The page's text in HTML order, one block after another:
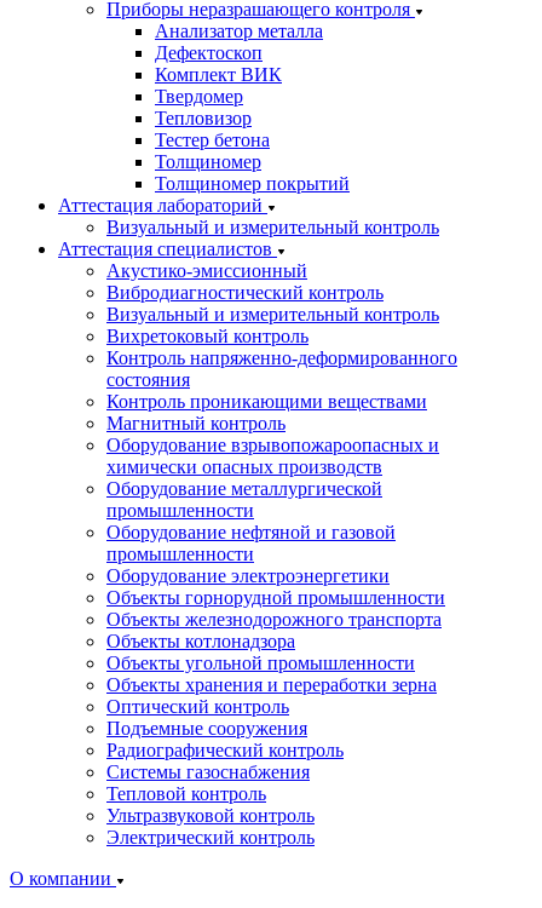
Приборы неразрашающего контроля
Анализатор металла
Дефектоскоп
Комплект ВИК
Твердомер
Тепловизор
Тестер бетона
Толщиномер
Толщиномер покрытий
Аттестация лабораторий
Визуальный и измерительный контроль
Аттестация специалистов
Акустико-эмиссионный
Вибродиагностический контроль
Визуальный и измерительный контроль
Вихретоковый контроль
Контроль напряженно-деформированного
состояния
Контроль проникающими веществами
Магнитный контроль
Оборудование взрывопожароопасных и
химически опасных производств
Оборудование металлургической
промышленности
Оборудование нефтяной и газовой
промышленности
Оборудование электроэнергетики
Объекты горнорудной промышленности
Объекты железнодорожного транспорта
Объекты котлонадзора
Объекты угольной промышленности
Объекты хранения и переработки зерна
Оптический контроль
Подъемные сооружения
Радиографический контроль
Системы газоснабжения
Тепловой контроль
Ультразвуковой контроль
Электрический контроль
О компании